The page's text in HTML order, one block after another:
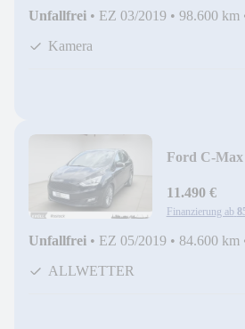
Unfallfrei • EZ 03/2019 • 98.600 km
Kamera
Ford C-Max
11.490 €
Finanzierung ab
Unfallfrei • EZ 05/2019 • 84.600 km
ALLWETTER